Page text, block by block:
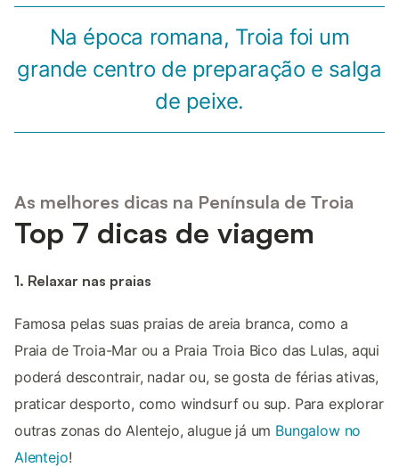
Na época romana, Troia foi um
grande centro de preparação e salga
de peixe.
As melhores dicas na Península de Troia
Top 7 dicas de viagem
1. Relaxar nas praias
Famosa pelas suas praias de areia branca, como a
Praia de Troia-Mar ou a Praia Troia Bico das Lulas, aqui
poderá descontrair, nadar ou, se gosta de férias ativas,
praticar desporto, como windsurf ou sup. Para explorar
outras zonas do Alentejo, alugue já um Bungalow no
Alentejo!